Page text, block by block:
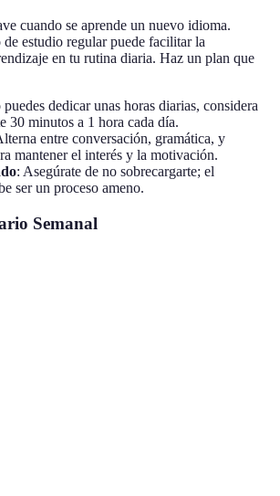
cuando se aprende un nuevo idioma.
estudio regular puede facilitar la
en tu rutina diaria. Haz un plan que
puedes dedicar unas horas diarias, considera
30 minutos a 1 hora cada día.
entre conversación, gramática, y
mantener el interés y la motivación.
: Asegúrate de no sobrecargarte; el
ser un proceso ameno.
Semanal